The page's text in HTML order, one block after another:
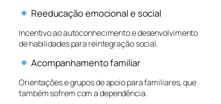
Reeducação emocional e social
Incentivo ao autoconhecimento e desenvolvimento
de habilidades para reintegração social.
Acompanhamento familiar
Orientações e grupos de apoio para familiares, que
também sofrem com a dependência.